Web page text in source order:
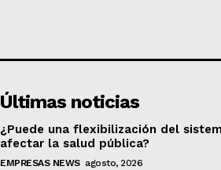
Últimas noticias
¿Puede una flexibilización del
afectar la salud pública?
EMPRESAS NEWS agosto, 2026